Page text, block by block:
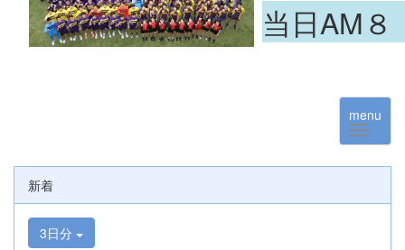
当日AM
menu
新着
3日分